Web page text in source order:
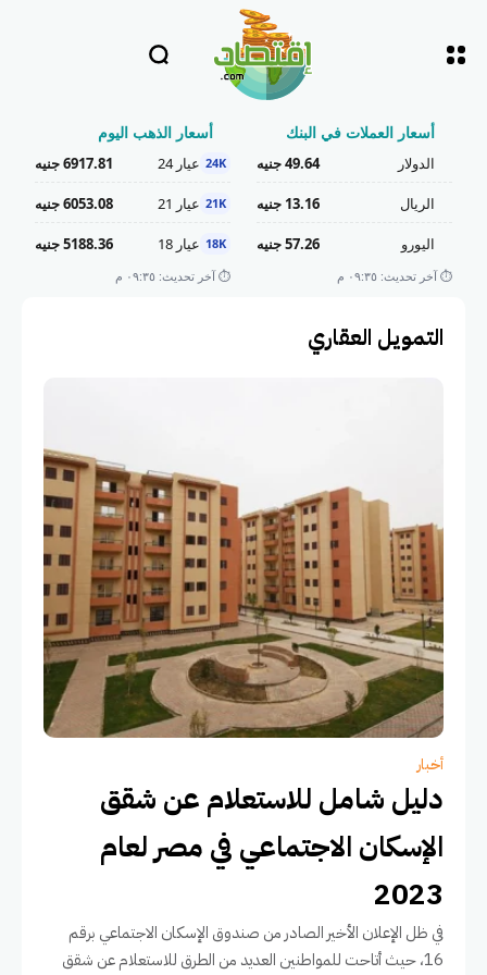
أسعار العملات في البنك
الدولار 49.64 جنيه
الريال 13.16 جنيه
اليورو 57.26 جنيه
⏱️ آخر تحديث: ٠٩:٣٥ م
أسعار الذهب اليوم
24K عيار 24 6917.81 جنيه
21K عيار 21 6053.08 جنيه
18K عيار 18 5188.36 جنيه
⏱️ آخر تحديث: ٠٩:٣٥ م
التمويل العقاري
أخبار
دليل شامل للاستعلام عن شقق
الإسكان الاجتماعي في مصر لعام
2023
في ظل الإعلان الأخير الصادر من صندوق الإسكان الاجتماعي برقم
16، حيث أتاحت للمواطنين العديد من الطرق للاستعلام عن شقق